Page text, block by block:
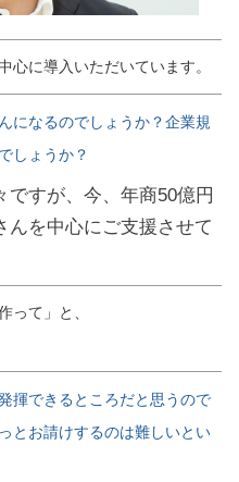
心に導入いただいています。
になるのでしょうか？企業規
しょうか？
ですが、今、年商50億円
んを中心にご支援させて
って」と、
揮できるところだと思うので
とお請けするのは難しいとい